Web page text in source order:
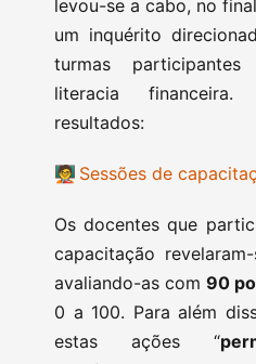
levou-se a cabo, no
um inquérito
turmas
literacia
resultados:
🧑‍🏫 Sessões de
Os docentes que
capacitação revelaram-
avaliando-as com 90
0 a 100. Para além
estas ações “